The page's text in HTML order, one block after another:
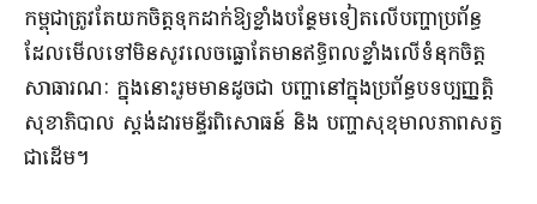
កម្ពុជាត្រូវតែយកចិត្តទុកដាក់ឱ្យខ្លាំងបន្ថែមទៀតលើបញ្ហាប្រព័ន្ធ
ដែលមើលទៅមិនសូវលេចធ្លោតែមានឥទ្ធិពលខ្លាំងលើទំនុកចិត្ត
សាធារណៈ ក្នុងនោះរួមមានដូចជា បញ្ហានៅក្នុងប្រព័ន្ធបទប្បញ្ញត្តិ
សុខាភិបាល ស្តង់ដារមន្ទីរពិសោធន៍ និង បញ្ហាសុខុមាលភាពសត្វ
ជាដើម។